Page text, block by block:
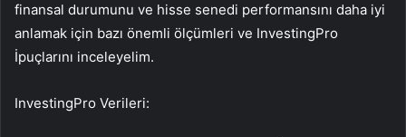
finansal durumunu ve hisse senedi performansını daha iyi
anlamak için bazı önemli ölçümleri ve InvestingPro
İpuçlarını inceleyelim.
InvestingPro Verileri: